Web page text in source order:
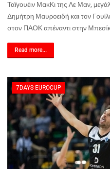
Ταϊγουέιν ΜακΚι της Λε Μαν,
Δημήτρη Μαυροειδή και τον
στον ΠΑΟΚ απέναντι στην
Read more...
7DAYS EUROCUP